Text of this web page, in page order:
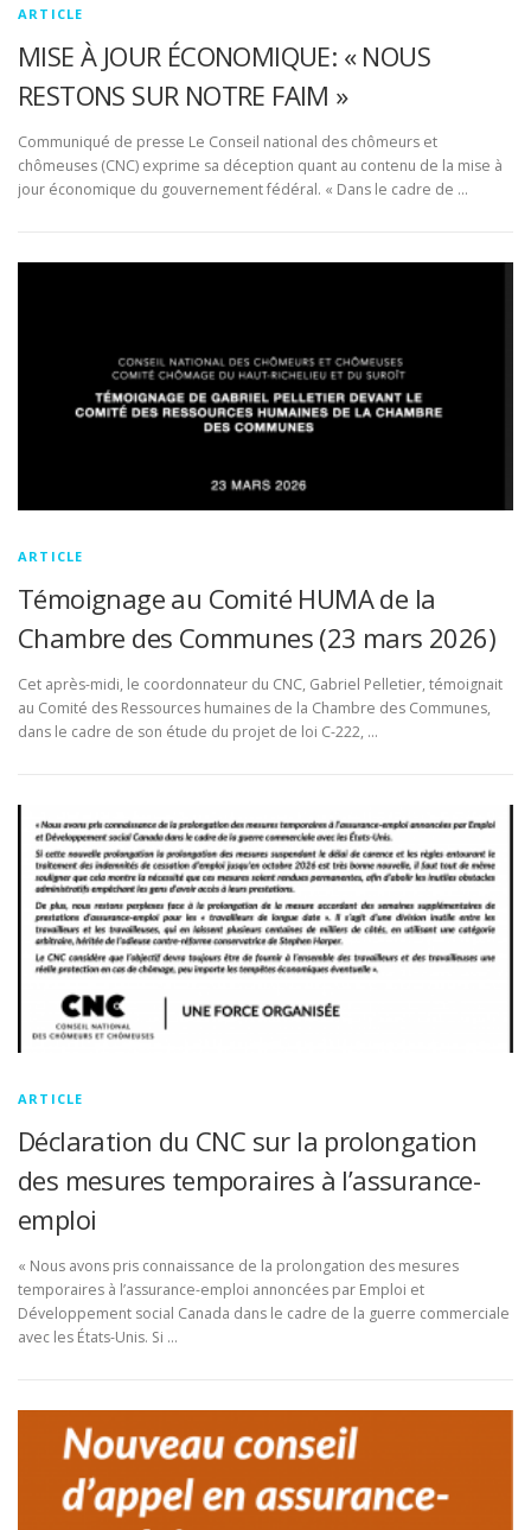
ARTICLE
MISE À JOUR ÉCONOMIQUE: « NOUS
RESTONS SUR NOTRE FAIM »
Communiqué de presse Le Conseil national des chômeurs et
chômeuses (CNC) exprime sa déception quant au contenu de la mise à
jour économique du gouvernement fédéral. « Dans le cadre de …
ARTICLE
Témoignage au Comité HUMA de la
Chambre des Communes (23 mars 2026)
Cet après-midi, le coordonnateur du CNC, Gabriel Pelletier, témoignait
au Comité des Ressources humaines de la Chambre des Communes,
dans le cadre de son étude du projet de loi C-222, …
ARTICLE
Déclaration du CNC sur la prolongation
des mesures temporaires à l’assurance-
emploi
« Nous avons pris connaissance de la prolongation des mesures
temporaires à l’assurance-emploi annoncées par Emploi et
Développement social Canada dans le cadre de la guerre commerciale
avec les États-Unis. Si …